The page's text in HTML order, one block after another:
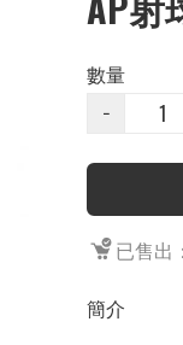
數量
−
已售出
簡介